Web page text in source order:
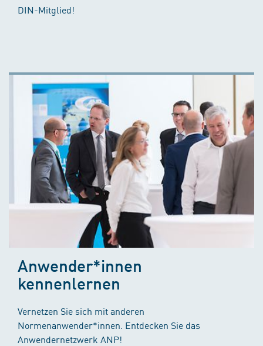
DIN-Mitglied!
Anwender*innen
kennenlernen
Vernetzen Sie sich mit anderen
Normenanwender*innen. Entdecken Sie das
Anwendernetzwerk ANP!